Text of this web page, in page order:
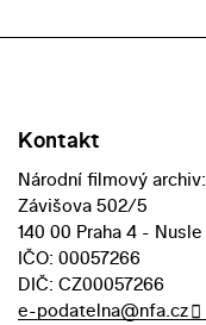
Kontakt
Národní filmový archiv:
Závišova 502/5
140 00 Praha 4 - Nusle
IČO: 00057266
DIČ: CZ00057266
e-podatelna@nfa.cz